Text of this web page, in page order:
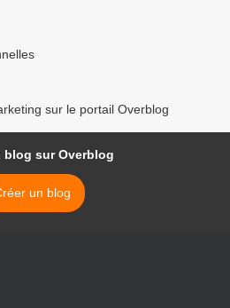
sur le portail Overblog
blog sur Overblog
un blog